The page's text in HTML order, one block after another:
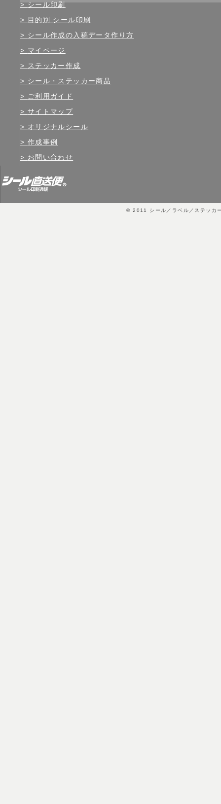
シール印刷
目的別 シール印刷
シール作成の入稿データ作り方
マイページ
ステッカー作成
シール・ステッカー商品
ご利用ガイド
サイトマップ
オリジナルシール
作成事例
お問い合わせ
© 2011 シール／ラベル／ステッカ